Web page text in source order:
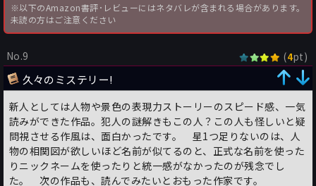
※以下のAmazon書評･レビューにはネタバレが含まれる場合があります。
未読の方はご注意ください
No.9 (4pt)
久々のミステリー!
新人としては人物や景色の表現力ストーリーのスピード感、一気
読みができた作品。犯人の謎解きもこの人？この人も怪しいと疑
問視させる作風は、面白かったです。 星1つ足りないのは、人
物の相関図が欲しいほど名前が似てるのと、正式な名前を使った
りニックネームを使ったりと統一感がなかったのが残念でし
た。 次の作品も、読んでみたいとおもった作家です。